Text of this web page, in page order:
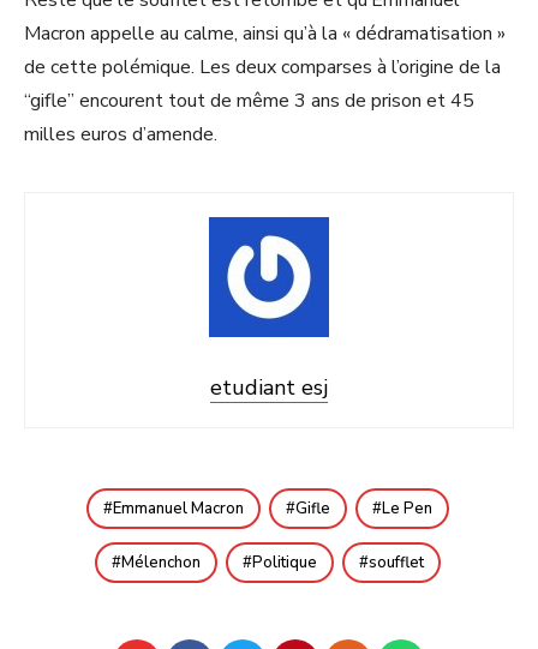
Macron appelle au calme, ainsi qu’à la « dédramatisation »
de cette polémique. Les deux comparses à l’origine de la
“gifle” encourent tout de même 3 ans de prison et 45
milles euros d’amende.
etudiant esj
Emmanuel Macron Gifle Le Pen
Mélenchon Politique soufflet